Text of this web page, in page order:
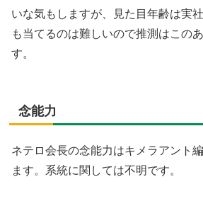
いな気もしますが、見た目年齢は実
も当てるのは難しいので推測はこの
す。
念能力
ネテロ会長の念能力はキメラアント
ます。系統に関しては不明です。